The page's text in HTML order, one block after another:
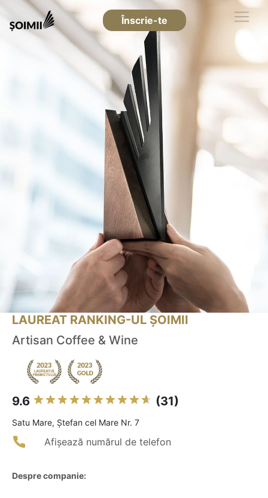
Înscrie-te
LAUREAT RANKING-UL ȘOIMII
Artisan Coffee & Wine
9.6 (31)
Satu Mare, Ștefan cel Mare Nr. 7
Afișează numărul de telefon
Despre companie: